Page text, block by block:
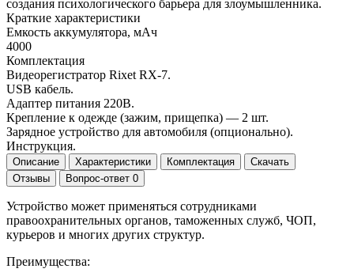
создания психологического барьера для злоумышленника.
Краткие характеристики
Емкость аккумулятора, мАч
4000
Комплектация
Видеорегистратор Rixet RX-7.
USB кабель.
Адаптер питания 220В.
Крепление к одежде (зажим, прищепка) — 2 шт.
Зарядное устройство для автомобиля (опционально).
Инструкция.
Описание Характеристики Комплектация
Скачать
Отзывы
Вопрос-ответ 0
Устройство может применяться сотрудниками
правоохранительных органов, таможенных служб, ЧОП,
курьеров и многих других структур.
Преимущества: